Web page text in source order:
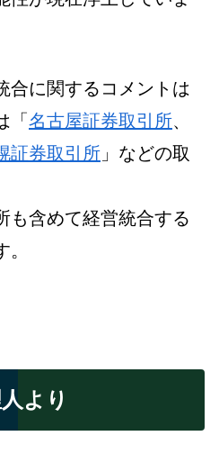
合に関するコメントは
「 名古屋証券取引所、
証券取引所 」などの取
も含めて経営統合する
より